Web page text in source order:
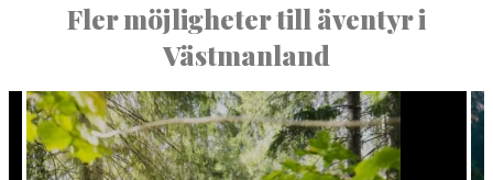
Fler möjligheter till äventyr i
Västmanland